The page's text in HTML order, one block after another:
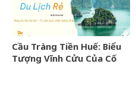
Cầu Tràng Tiền Huế: Biểu
Tượng Vĩnh Cửu Của Cố